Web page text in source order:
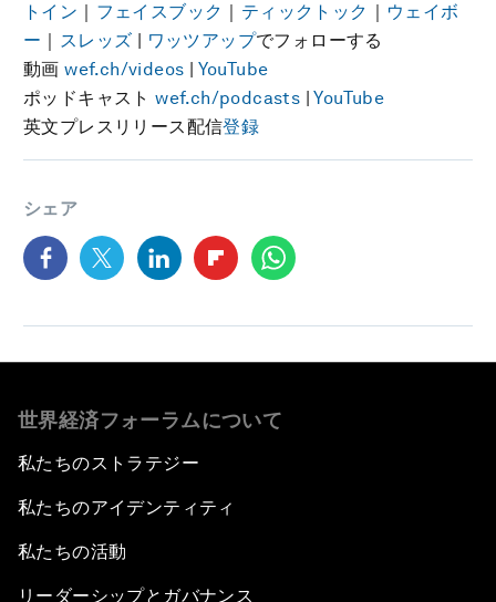
トイン
フェイスブック ティックトック
ウェイボ
ー
スレッズ ワッツアップでフォローする
動画wef.ch/videos
YouTube
ポッドキャストwef.ch/podcasts |YouTube
英文プレスリリース配信登録
シェア
世界経済フォーラムについて
私たちのストラテジー
私たちのアイデンティティ
私たちの活動
リーダーシップとガバナンス